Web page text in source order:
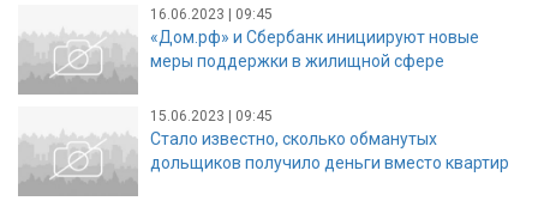
16.06.2023 | 09:45
«Дом.рф» и Сбербанк инициируют новые
меры поддержки в жилищной сфере
15.06.2023 | 09:45
Стало известно, сколько обманутых
дольщиков получило деньги вместо квартир